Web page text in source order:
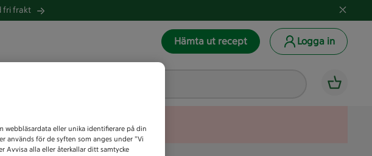
fri frakt
Hämta ut recept Logga in
Unknown erroreller unika identifierare på din
används för de syften som anges under ”Vi
Avvisa alla eller återkallar ditt samtycke